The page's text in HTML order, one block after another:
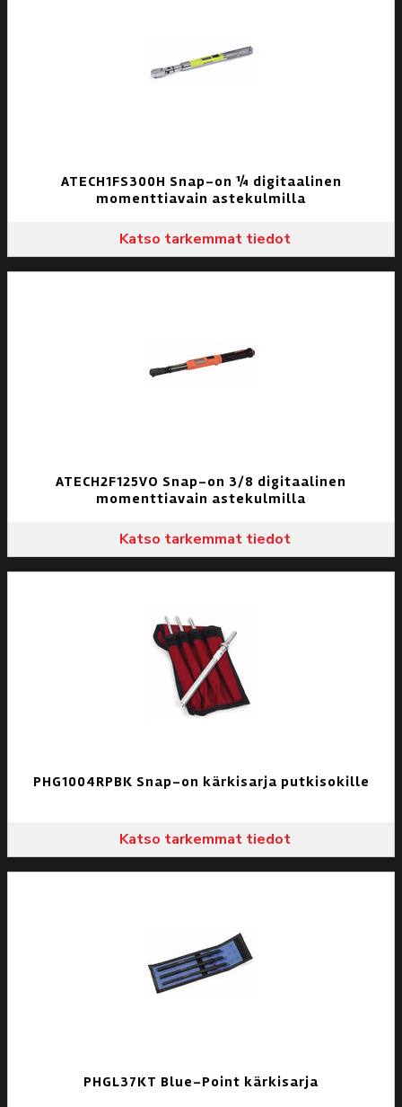
ATECH1FS300H Snap-on ¼ digitaalinen
momenttiavain astekulmilla
Katso tarkemmat tiedot
ATECH2F125VO Snap-on 3/8 digitaalinen
momenttiavain astekulmilla
Katso tarkemmat tiedot
PHG1004RPBK Snap-on kärkisarja putkisokille
Katso tarkemmat tiedot
PHGL37KT Blue-Point kärkisarja